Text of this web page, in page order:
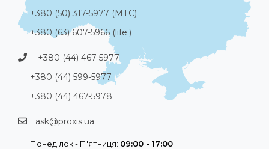
+380 (50) 317-5977 (МТС)
+380 (63) 607-5966 (life:)
+380 (44) 467-5977
+380 (44) 599-5977
+380 (44) 467-5978
ask@proxis.ua
Понеділок - П'ятниця: 09:00 - 17:00